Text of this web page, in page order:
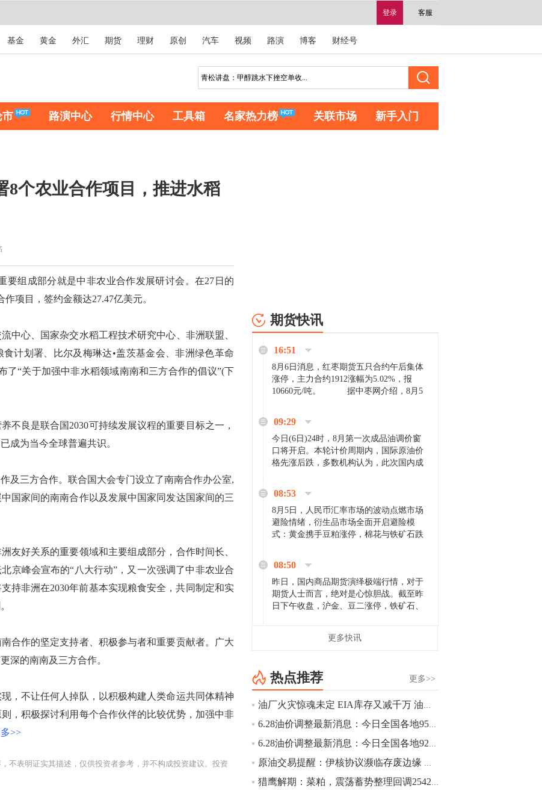
登录 客服
基金 黄金 外汇 期货 理财 原创 汽车 视频 路演 博客 财经号
市 路演中心 行情中心 工具箱 名家热力榜 关联市场 新手入门
8个农业合作项目，推进水稻
组成部分就是中非农业合作发展研讨会。在27日的
项目，签约金额达27.47亿美元。
心、国家杂交水稻工程技术研究中心、非洲联盟、
计划署、比尔及梅琳达•盖茨基金会、非洲绿色革命
了“关于加强中非水稻领域南南和三方合作的倡议”(下
良是联合国2030可持续发展议程的重要目标之一，
成为当今全球普遍共识。
三方合作。联合国大会专门设立了南南合作办公室,
国家间的南南合作以及发展中国家同发达国家间的三
好关系的重要领域和主要组成部分，合作时间长、
京峰会宣布的“八大行动”，又一次强调了中非农业合
持非洲在2030年前基本实现粮食安全，共同制定和实
作的坚定支持者、积极参与者和重要贡献者。广大
深的南南及三方合作。
不让任何人掉队，以积极构建人类命运共同体精神
，积极探讨利用每个合作伙伴的比较优势，加强中非
>>
不表明证实其描述，仅供投资者参考，并不构成投资建议。投资
期货快讯
16:51
8月6日消息，红枣期货五只合约午后集体
涨停，主力合约1912涨幅为5.02%，报
10660元/吨。 据中枣网介绍，8月5
家好货依旧惜售挺...
09:29
今日(6日)24时，8月第一次成品油调价窗
口将开启。本轮计价周期内，国际原油价
格先涨后跌，多数机构认为，此次国内成
08:53
8月5日，人民币汇率市场的波动点燃市场
避险情绪，衍生品市场全面开启避险模
式：黄金携手豆粕涨停，棉花与铁矿石跌
场来看，汇率波动...
08:50
昨日，国内商品期货演绎极端行情，对于
期货人士而言，绝对是心惊胆战。截至昨
日下午收盘，沪金、豆二涨停，铁矿石、
[imgnobrwh] src=...
14:23
跌幅达6%，报689.5元/吨，刷新近两个月
低位。
14:20
方正有色研究团队：高度重视贵金属的阶
更多快讯
更多>>
热点推荐
油厂火灾惊魂未定 EIA库存又减千万 油价未来何去何从？
6.28油价调整最新消息：今日全国各地95号汽油价格查询一览
6.28油价调整最新消息：今日全国各地92号汽油价格查询一览
原油交易提醒：伊核协议濒临存废边缘 加拿大放松限产
猎鹰解期：菜粕，震荡蓄势整理回调2542-2560区间分批进场多单